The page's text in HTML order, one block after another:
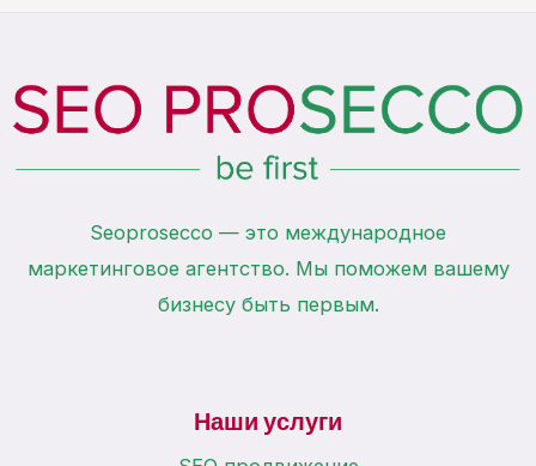
Seoprosecco — это международное
маркетинговое агентство. Мы поможем вашему
бизнесу быть первым.
Наши услуги